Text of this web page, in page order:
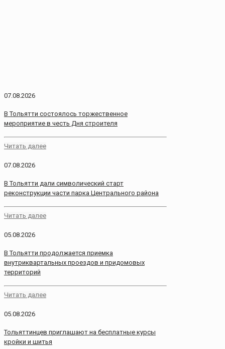
07.08.2026
В Тольятти состоялось торжественное
мероприятие в честь Дня строителя
Читать далее
07.08.2026
В Тольятти дали символический старт
реконструкции части парка Центрального района
Читать далее
05.08.2026
В Тольятти продолжается приемка
внутриквартальных проездов и придомовых
территорий
Читать далее
05.08.2026
Тольяттинцев приглашают на бесплатные курсы
кройки и шитья